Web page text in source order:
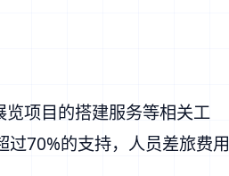
览项目的搭建服务等相关工
70%的支持，人员差旅费用